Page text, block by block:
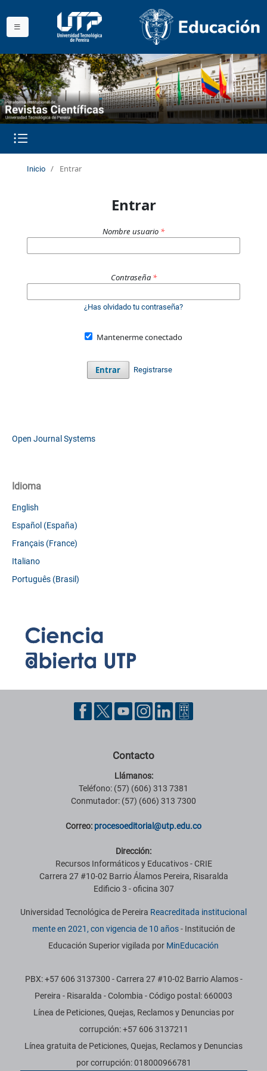
Inicio / Entrar
Entrar
Nombre usuario *
Contraseña *
¿Has olvidado tu contraseña?
Mantenerme conectado
Entrar Registrarse
Open Journal Systems
Idioma
English
Español (España)
Français (France)
Italiano
Português (Brasil)
Contacto
Llámanos:
Teléfono: (57) (606) 313 7381
Conmutador: (57) (606) 313 7300
Correo: procesoeditorial@utp.edu.co
Dirección:
Recursos Informáticos y Educativos - CRIE
Carrera 27 #10-02 Barrio Álamos Pereira, Risaralda
Edificio 3 - oficina 307
Universidad Tecnológica de Pereira Reacreditada institucional
mente en 2021, con vigencia de 10 años- Institución de
Educación Superior vigilada por MinEducación
PBX: +57 606 3137300 - Carrera 27 #10-02 Barrio Alamos -
Pereira - Risaralda - Colombia - Código postal: 660003
Línea de Peticiones, Quejas, Reclamos y Denuncias por
corrupción: +57 606 3137211
Línea gratuita de Peticiones, Quejas, Reclamos y Denuncias
por corrupción: 018000966781